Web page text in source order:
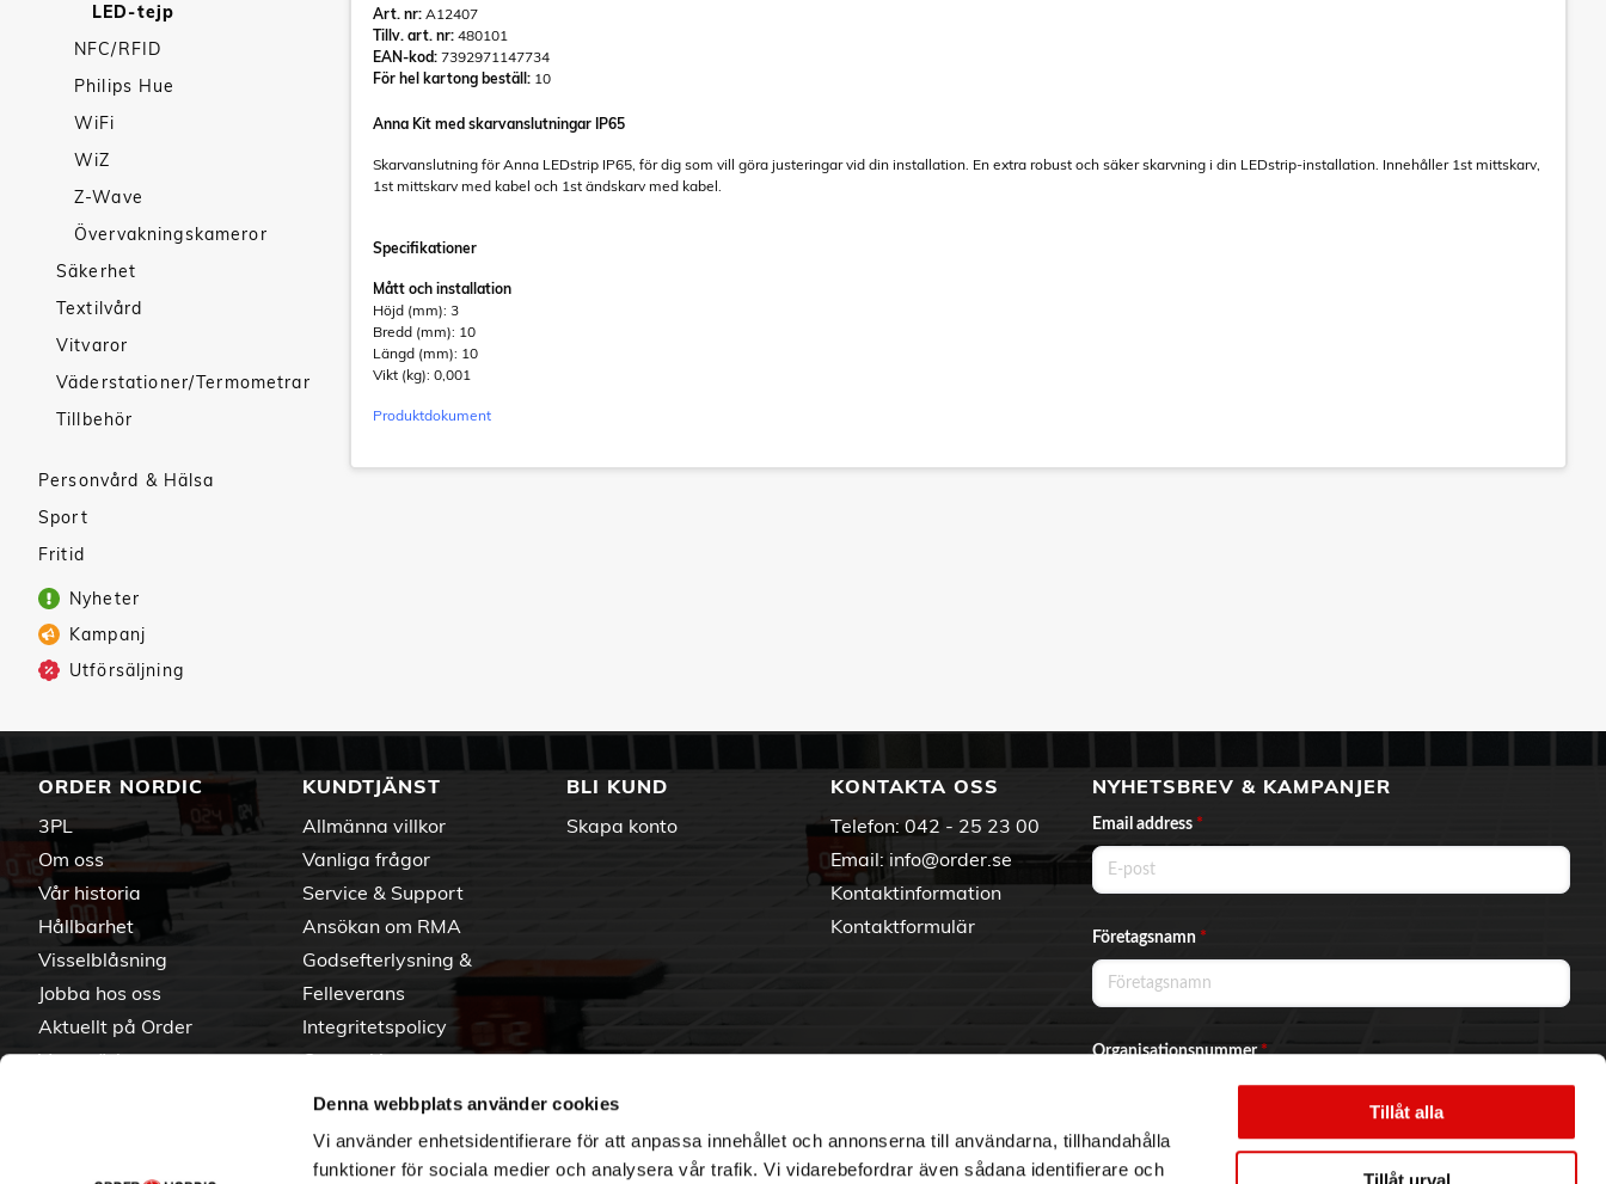
Denna webbplats använder cookies
Vi använder enhetsidentifierare för att anpassa innehållet och annonserna till användarna, tillhandahålla
funktioner för sociala medier och analysera vår trafik. Vi vidarebefordrar även sådana identifierare och
Tillåt alla
Tillåt urval
LED-tejp
NFC/RFID
Philips Hue
WiFi
WiZ
Z-Wave
Övervakningskameror
Säkerhet
Textilvård
Vitvaror
Väderstationer/Termometrar
Tillbehör
Personvård & Hälsa
Sport
Fritid
Nyheter
Kampanj
Utförsäljning
Art. nr: A12407
Tillv. art. nr: 480101
EAN-kod: 7392971147734
För hel kartong beställ: 10
Anna Kit med skarvanslutningar IP65
Skarvanslutning för Anna LEDstrip IP65, för dig som vill göra justeringar vid din installation. En extra robust och säker skarvning i din LEDstrip-installation. Innehåller 1st mittskarv,
1st mittskarv med kabel och 1st ändskarv med kabel.
Specifikationer
Mått och installation
Höjd (mm): 3
Bredd (mm): 10
Längd (mm): 10
Vikt (kg): 0,001
Produktdokument
ORDER NORDIC
3PL
Om oss
Vår historia
Hållbarhet
Visselblåsning
Jobba hos oss
Aktuellt på Order
Varumärken
KUNDTJÄNST
Allmänna villkor
Vanliga frågor
Service & Support
Ansökan om RMA
Godsefterlysning &
Felleverans
Integritetspolicy
Om cookies
BLI KUND
Skapa konto
KONTAKTA OSS
Telefon: 042 - 25 23 00
Email: info@order.se
Kontaktinformation
Kontaktformulär
NYHETSBREV & KAMPANJER
Email address *
Företagsnamn *
Organisationsnummer*
Ja, jag vill prenumerera på nyhetsbrevet.